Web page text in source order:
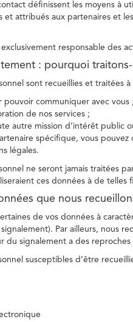
définissent les moyens à
et attribués aux partenaires et
responsable des
: pourquoi
sont recueillies et traitées à
communiquer avec vous ;
de nos services ;
autre mission d’intérêt public
spécifique, vous
légales.
ne seront jamais traitées
ces données à de telles
que nous
de vos données à
Par ailleurs, nous
du signalement a des
susceptibles d’être